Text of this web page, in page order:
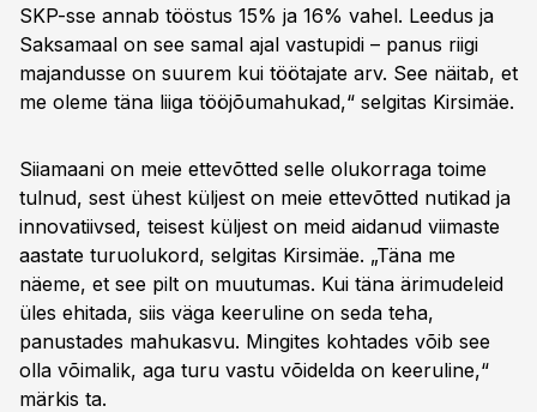
SKP-sse annab tööstus 15% ja 16% vahel. Leedus ja
Saksamaal on see samal ajal vastupidi – panus riigi
majandusse on suurem kui töötajate arv. See näitab, et
me oleme täna liiga tööjõumahukad,“ selgitas Kirsimäe.
Siiamaani on meie ettevõtted selle olukorraga toime
tulnud, sest ühest küljest on meie ettevõtted nutikad ja
innovatiivsed, teisest küljest on meid aidanud viimaste
aastate turuolukord, selgitas Kirsimäe. „Täna me
näeme, et see pilt on muutumas. Kui täna ärimudeleid
üles ehitada, siis väga keeruline on seda teha,
panustades mahukasvu. Mingites kohtades võib see
olla võimalik, aga turu vastu võidelda on keeruline,“
märkis ta.